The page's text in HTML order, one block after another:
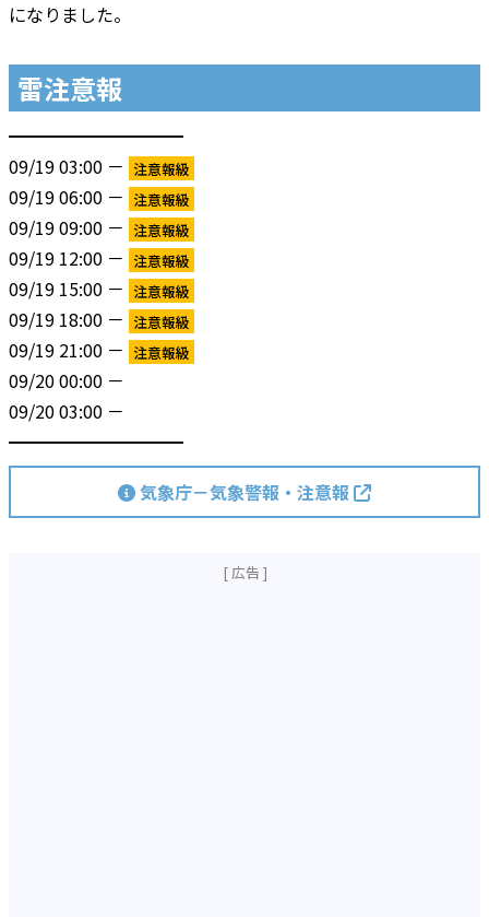
になりました。
雷注意報
━━━━━━━━━━
09/19 03:00 － 注意報級
09/19 06:00 － 注意報級
09/19 09:00 － 注意報級
09/19 12:00 － 注意報級
09/19 15:00 － 注意報級
09/19 18:00 － 注意報級
09/19 21:00 － 注意報級
09/20 00:00 －
09/20 03:00 －
━━━━━━━━━━
気象庁－気象警報・注意報